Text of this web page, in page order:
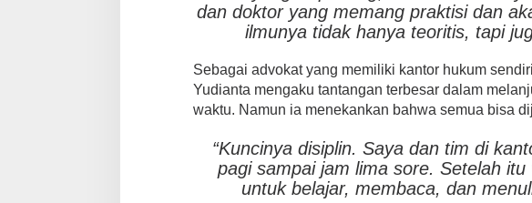
dan doktor yang memang praktisi dan
ilmunya tidak hanya teoritis, tapi
Sebagai advokat yang memiliki kantor hukum
Yudianta mengaku tantangan terbesar dalam
waktu. Namun ia menekankan bahwa semua bisa
“Kuncinya disiplin. Saya dan tim di
pagi sampai jam lima sore. Setelah
untuk belajar, membaca, dan